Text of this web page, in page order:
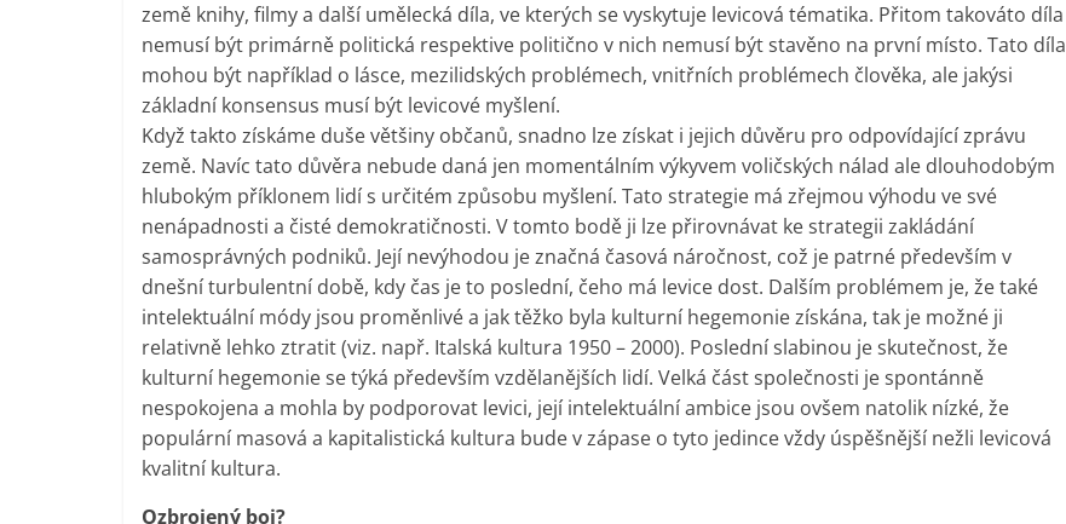
země knihy, filmy a další umělecká díla, ve kterých se vyskytuje levicová tématika. Přitom takováto díla
nemusí být primárně politická respektive politično v nich nemusí být stavěno na první místo. Tato díla
mohou být například o lásce, mezilidských problémech, vnitřních problémech člověka, ale jakýsi
základní konsensus musí být levicové myšlení.
Když takto získáme duše většiny občanů, snadno lze získat i jejich důvěru pro odpovídající zprávu
země. Navíc tato důvěra nebude daná jen momentálním výkyvem voličských nálad ale dlouhodobým
hlubokým příklonem lidí s určitém způsobu myšlení. Tato strategie má zřejmou výhodu ve své
nenápadnosti a čisté demokratičnosti. V tomto bodě ji lze přirovnávat ke strategii zakládání
samosprávných podniků. Její nevýhodou je značná časová náročnost, což je patrné především v
dnešní turbulentní době, kdy čas je to poslední, čeho má levice dost. Dalším problémem je, že také
intelektuální módy jsou proměnlivé a jak těžko byla kulturní hegemonie získána, tak je možné ji
relativně lehko ztratit (viz. např. Italská kultura 1950 – 2000). Poslední slabinou je skutečnost, že
kulturní hegemonie se týká především vzdělanějších lidí. Velká část společnosti je spontánně
nespokojena a mohla by podporovat levici, její intelektuální ambice jsou ovšem natolik nízké, že
populární masová a kapitalistická kultura bude v zápase o tyto jedince vždy úspěšnější nežli levicová
kvalitní kultura.
Ozbrojený boj?